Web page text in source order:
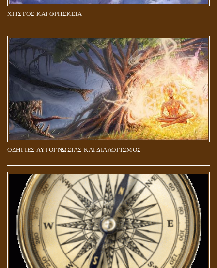
ΧΡΙΣΤΟΣ ΚΑΙ ΘΡΗΣΚΕΙΑ
ΟΔΗΓΙΕΣ ΑΥΤΟΓΝΩΣΙΑΣ ΚΑΙ ΔΙΑΛΟΓΙΣΜΟΣ
ΠΟΙΟΙ ΕΠΙΛΕΓΟΥΝ ΤΟΝ ΔΡΟΜΟ ΤΗΣ ΑΛΗΘΕΙΑΣ;
5Η ΔΙΑΣΤΑΣΗ ΚΑΙ ΠΝΕΥΜΑΤΙΚΗ ΑΡΠΑΓΗ: ΔΥΟ ΔΙΑΦΟΡΕΤΙΚΕΣ
ΚΑΤΑΣΤΑΣΕΙΣ